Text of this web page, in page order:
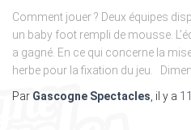
Comment jouer ? Deux équipes
un baby foot rempli de mousse.
a gagné. En ce qui concerne la
herbe pour la fixation du jeu.
Par Gascogne Spectacles , il y a